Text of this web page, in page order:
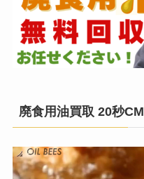
廃食用油買取 20秒CM
動
画